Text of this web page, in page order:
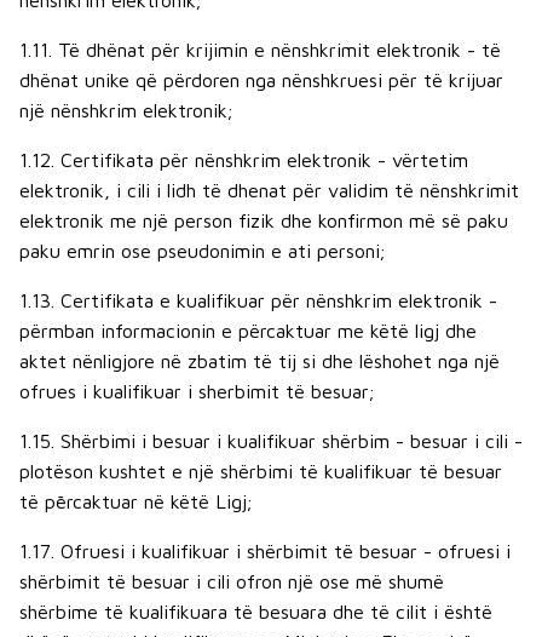
1.11. Të dhënat për krijimin e nënshkrimit elektronik - të
dhënat unike që përdoren nga nënshkruesi për të krijuar
një nënshkrim elektronik;
1.12. Certifikata për nënshkrim elektronik - vërtetim
elektronik, i cili i lidh të dhenat për validim të nënshkrimit
elektronik me një person fizik dhe konfirmon më së paku
paku emrin ose pseudonimin e ati personi;
1.13. Certifikata e kualifikuar për nënshkrim elektronik -
përmban informacionin e përcaktuar me këtë ligj dhe
aktet nënligjore në zbatim të tij si dhe lëshohet nga një
ofrues i kualifikuar i sherbimit të besuar;
1.15. Shërbimi i besuar i kualifikuar shërbim - besuar i cili -
plotëson kushtet e një shërbimi të kualifikuar të besuar
të pērcaktuar në këtë Ligj;
1.17. Ofruesi i kualifikuar i shërbimit të besuar - ofruesi i
shërbimit të besuar i cili ofron një ose më shumë
shërbime të kualifikuara të besuara dhe të cilit i është